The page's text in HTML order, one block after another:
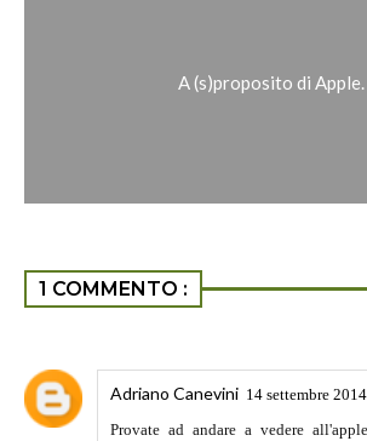
A (s)proposito di Apple.
1 COMMENTO :
Adriano Canevini 14 settembre
Provate ad andare a vedere